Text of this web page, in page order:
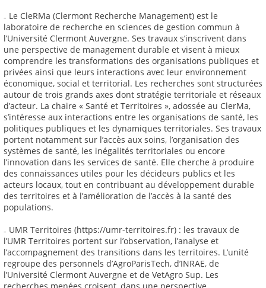
₋ Le CleRMa (Clermont Recherche Management) est le
laboratoire de recherche en sciences de gestion commun à
l’Université Clermont Auvergne. Ses travaux s’inscrivent dans
une perspective de management durable et visent à mieux
comprendre les transformations des organisations publiques et
privées ainsi que leurs interactions avec leur environnement
économique, social et territorial. Les recherches sont structurées
autour de trois grands axes dont stratégie territoriale et réseaux
d’acteur. La chaire « Santé et Territoires », adossée au ClerMa,
s’intéresse aux interactions entre les organisations de santé, les
politiques publiques et les dynamiques territoriales. Ses travaux
portent notamment sur l’accès aux soins, l’organisation des
systèmes de santé, les inégalités territoriales ou encore
l’innovation dans les services de santé. Elle cherche à produire
des connaissances utiles pour les décideurs publics et les
acteurs locaux, tout en contribuant au développement durable
des territoires et à l’amélioration de l’accès à la santé des
populations.
₋ UMR Territoires (https://umr-territoires.fr) : les travaux de
l’UMR Territoires portent sur l’observation, l’analyse et
l’accompagnement des transitions dans les territoires. L’unité
regroupe des personnels d’AgroParisTech, d’INRAE, de
l’Université Clermont Auvergne et de VetAgro Sup. Les